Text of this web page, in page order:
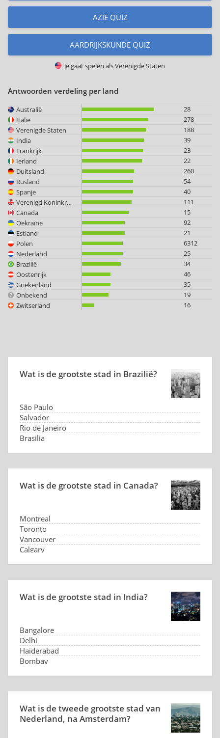
AZIË QUIZ
AARDRIJKSKUNDE QUIZ
Je gaat spelen alsVerenigde Staten
Antwoorden verdeling per land
Australië
28
Italië
278
Verenigde Staten
188
India
39
Frankrijk
23
Ierland
22
Duitsland
260
Rusland
54
Spanje
40
Verenigd Koninkrijk
111
Canada
15
Oekraïne
92
Estland
21
Polen
6312
Nederland
25
Brazilië
34
Oostenrijk
46
Griekenland
35
Onbekend
19
Zwitserland
16
Wat is de grootste stad in Brazilië?
São Paulo
Salvador
Rio de Janeiro
Brasilia
Wat is de grootste stad in Canada?
Montreal
Toronto
Vancouver
Calgary
Wat is de grootste stad in India?
Bangalore
Delhi
Haiderabad
Bombay
Wat is de tweede grootste stad van
Nederland, na Amsterdam?